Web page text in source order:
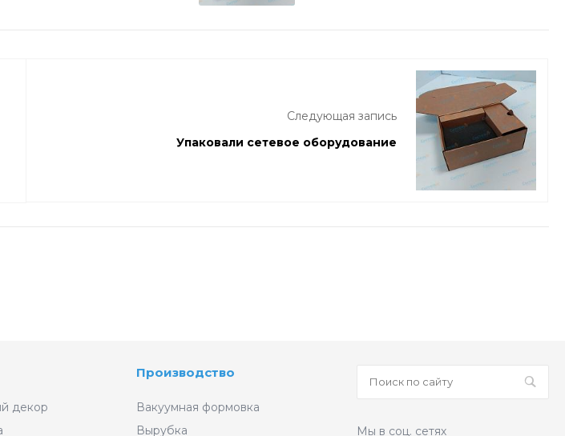
Следующая запись
Упаковали сетевое оборудование
декор
Производство
Вакуумная формовка
Вырубка
Мы в соц. сетях